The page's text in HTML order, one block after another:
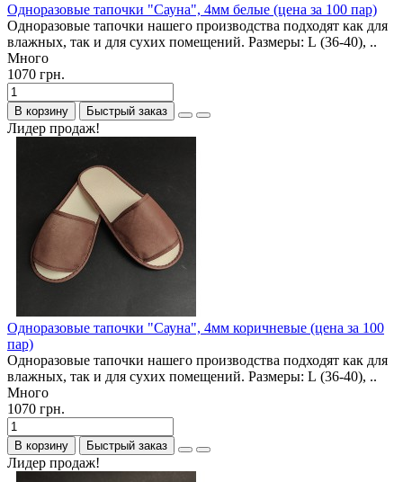
Одноразовые тапочки "Сауна", 4мм белые (цена за 100 пар)
Одноразовые тапочки нашего производства подходят как для
влажных, так и для сухих помещений. Размеры: L (36-40), ..
Много
1070 грн.
В корзину Быстрый заказ
Лидер продаж!
Одноразовые тапочки "Сауна", 4мм коричневые (цена за 100
пар)
Одноразовые тапочки нашего производства подходят как для
влажных, так и для сухих помещений. Размеры: L (36-40), ..
Много
1070 грн.
В корзину Быстрый заказ
Лидер продаж!